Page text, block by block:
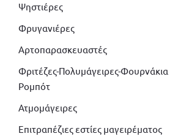
Ψηστιέρες
Φρυγανιέρες
Αρτοπαρασκευαστές
Φριτέζες-Πολυμάγειρες-Φουρνάκια
Ρομπότ
Ατμομάγειρες
Επιτραπέζιες εστίες μαγειρέματος